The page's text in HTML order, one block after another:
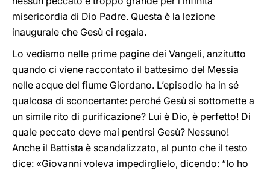
misericordia di Dio Padre. Questa è la lezione
inaugurale che Gesù ci regala.
Lo vediamo nelle prime pagine dei Vangeli, anzitutto
quando ci viene raccontato il battesimo del Messia
nelle acque del fiume Giordano. L’episodio ha in sé
qualcosa di sconcertante: perché Gesù si sottomette a
un simile rito di purificazione? Lui è Dio, è perfetto! Di
quale peccato deve mai pentirsi Gesù? Nessuno!
Anche il Battista è scandalizzato, al punto che il testo
dice: «Giovanni voleva impedirglielo, dicendo: “Io ho